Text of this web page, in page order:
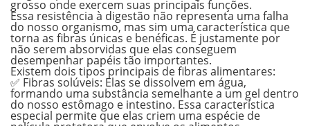
grosso onde exercem suas principais funções.
Essa resistência à digestão não representa uma falha
do nosso organismo, mas sim uma característica que
torna as fibras únicas e benéficas. É justamente por
não serem absorvidas que elas conseguem
desempenhar papéis tão importantes.
Existem dois tipos principais de fibras alimentares:
✅ Fibras solúveis: Elas se dissolvem em água,
formando uma substância semelhante a um gel dentro
do nosso estômago e intestino. Essa característica
especial permite que elas criem uma espécie de